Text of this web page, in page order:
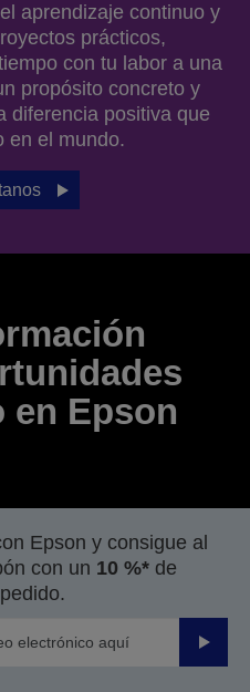
aprendizaje continuo y
prácticos,
con tu labor a una
propósito concreto y
diferencia positiva que
en el mundo.
en Epson
Epson y consigue al
con un 10 %* de
Enviar